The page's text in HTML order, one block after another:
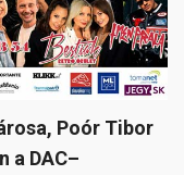
Poór Tibor
a DAC–